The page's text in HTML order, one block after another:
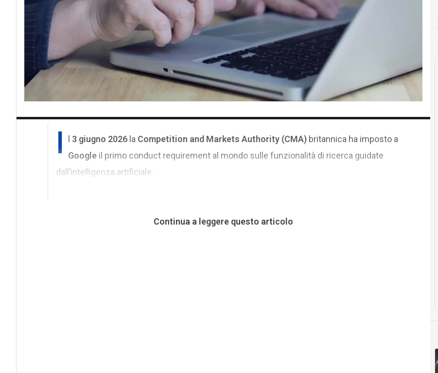
I l 3 giugno 2026la Competition and Markets Authority (CMA)britannica ha imposto a
Googleil primo conduct requirement al mondo sulle funzionalità di ricerca guidate
dall’intelligenza artificiale.
Continua a leggere questo articolo